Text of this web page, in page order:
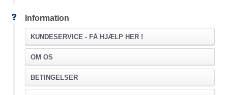
Information
KUNDESERVICE - FÅ HJÆLP HER !
OM OS
BETINGELSER